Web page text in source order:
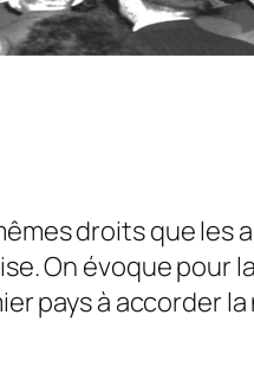
droits que les
On évoque pour
pays à accorder